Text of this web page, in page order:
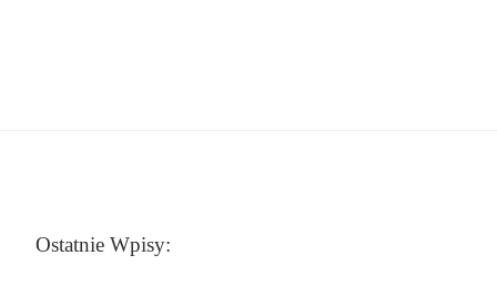
Ostatnie Wpisy: